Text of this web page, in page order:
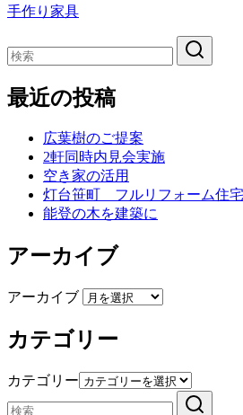
手作り家具
最近の投稿
広葉樹のご提案
2軒同時内見会実施
空き家の活用
灯台笹町 フルリフォーム住
能登の木を建築に
アーカイブ
アーカイブ
カテゴリー
カテゴリー